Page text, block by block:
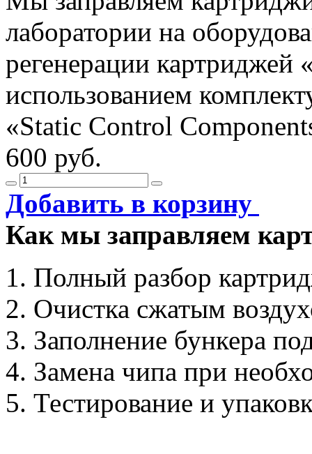
лаборатории на
регенерации картриджей
использованием
«Static Control
600 руб.
Добавить в корзину
Как мы заправляем
Полный разбор
Очистка сжатым
Заполнение бункера
Замена чипа при
Тестирование и